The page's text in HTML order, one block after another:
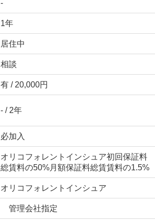
-
1年
居住中
相談
有 / 20,000円
- / 2年
必加入
オリコフォレントインシュア初回保証料
総賃料の50%月額保証料総賃賃料の1.5%
オリコフォレントインシュア
管理会社指定